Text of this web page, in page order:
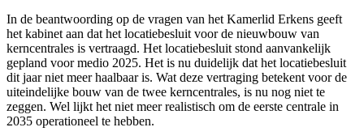
In de beantwoording op de vragen van het Kamerlid Erkens geeft
het kabinet aan dat het locatiebesluit voor de nieuwbouw van
kerncentrales is vertraagd. Het locatiebesluit stond aanvankelijk
gepland voor medio 2025. Het is nu duidelijk dat het locatiebesluit
dit jaar niet meer haalbaar is. Wat deze vertraging betekent voor de
uiteindelijke bouw van de twee kerncentrales, is nu nog niet te
zeggen. Wel lijkt het niet meer realistisch om de eerste centrale in
2035 operationeel te hebben.